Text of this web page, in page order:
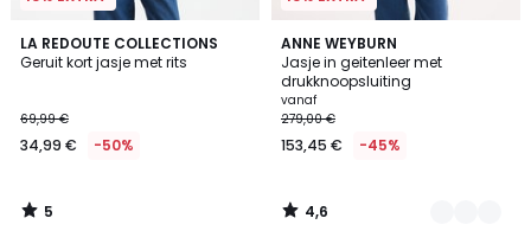
LA REDOUTE COLLECTIONS
Geruit kort jasje met rits
69,99 €
34,99 € -50%
5
/
5
/
ANNE WEYBURN
Jasje in geitenleer met
drukknoopsluiting
vanaf
279,00 €
153,45 € -45%
4,6
/ 5
2
Kleuren
4,6
/